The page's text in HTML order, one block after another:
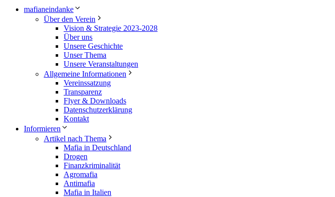
mafianeindanke
Über den Verein
Vision & Strategie 2023-2028
Über uns
Unsere Geschichte
Unser Thema
Unsere Veranstaltungen
Allgemeine Informationen
Vereinssatzung
Transparenz
Flyer & Downloads
Datenschutzerklärung
Kontakt
Informieren
Artikel nach Thema
Mafia in Deutschland
Drogen
Finanzkriminalität
Agromafia
Antimafia
Mafia in Italien